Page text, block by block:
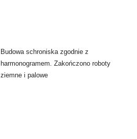
Budowa schroniska zgodnie z
harmonogramem. Zakończono roboty
ziemne i palowe